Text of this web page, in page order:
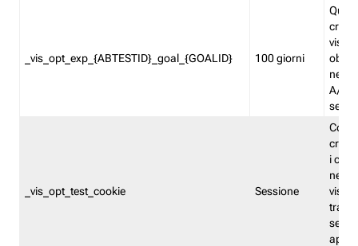
_vis_opt_exp_{ABTESTID}_goal_{GOALID} 100 giorni
nel
A/B.
_vis_opt_test_cookie Sessione
i
nel